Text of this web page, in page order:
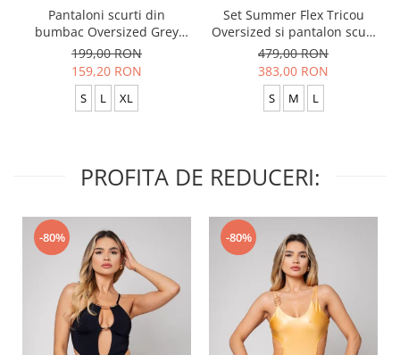
Pantaloni scurti din
bumbac Oversized Grey
Anthracite
199,00 RON
159,20 RON
S L XL
Set Summer Flex Tricou
Oversized si pantalon scurt
Baggy Black
479,00 RON
383,00 RON
S M L
PROFITA DE REDUCERI:
-80% -80%